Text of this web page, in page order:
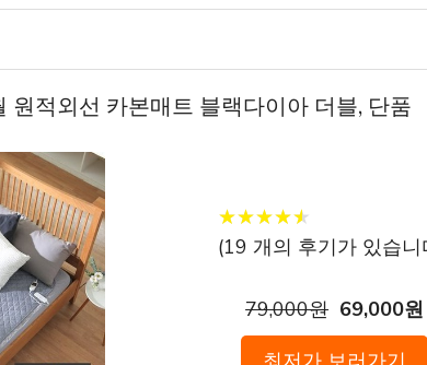
원적외선 카본매트 블랙다이아 더블, 단품
★★★★★
★★★★★
(19 개의 후기가 있습니
79,000원 69,000원